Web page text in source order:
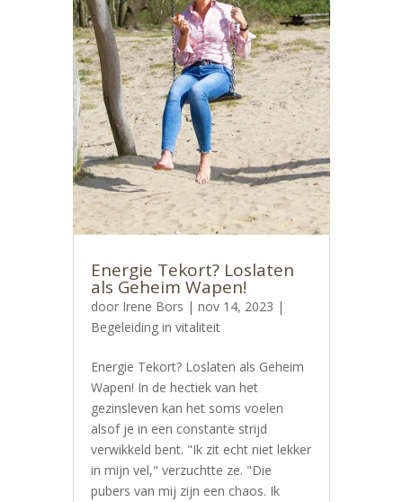
Energie Tekort? Loslaten
als Geheim Wapen!
door Irene Bors | nov 14, 2023 |
Begeleiding in vitaliteit
Energie Tekort? Loslaten als Geheim
Wapen! In de hectiek van het
gezinsleven kan het soms voelen
alsof je in een constante strijd
verwikkeld bent. "Ik zit echt niet lekker
in mijn vel," verzuchtte ze. "Die
pubers van mij zijn een chaos. Ik